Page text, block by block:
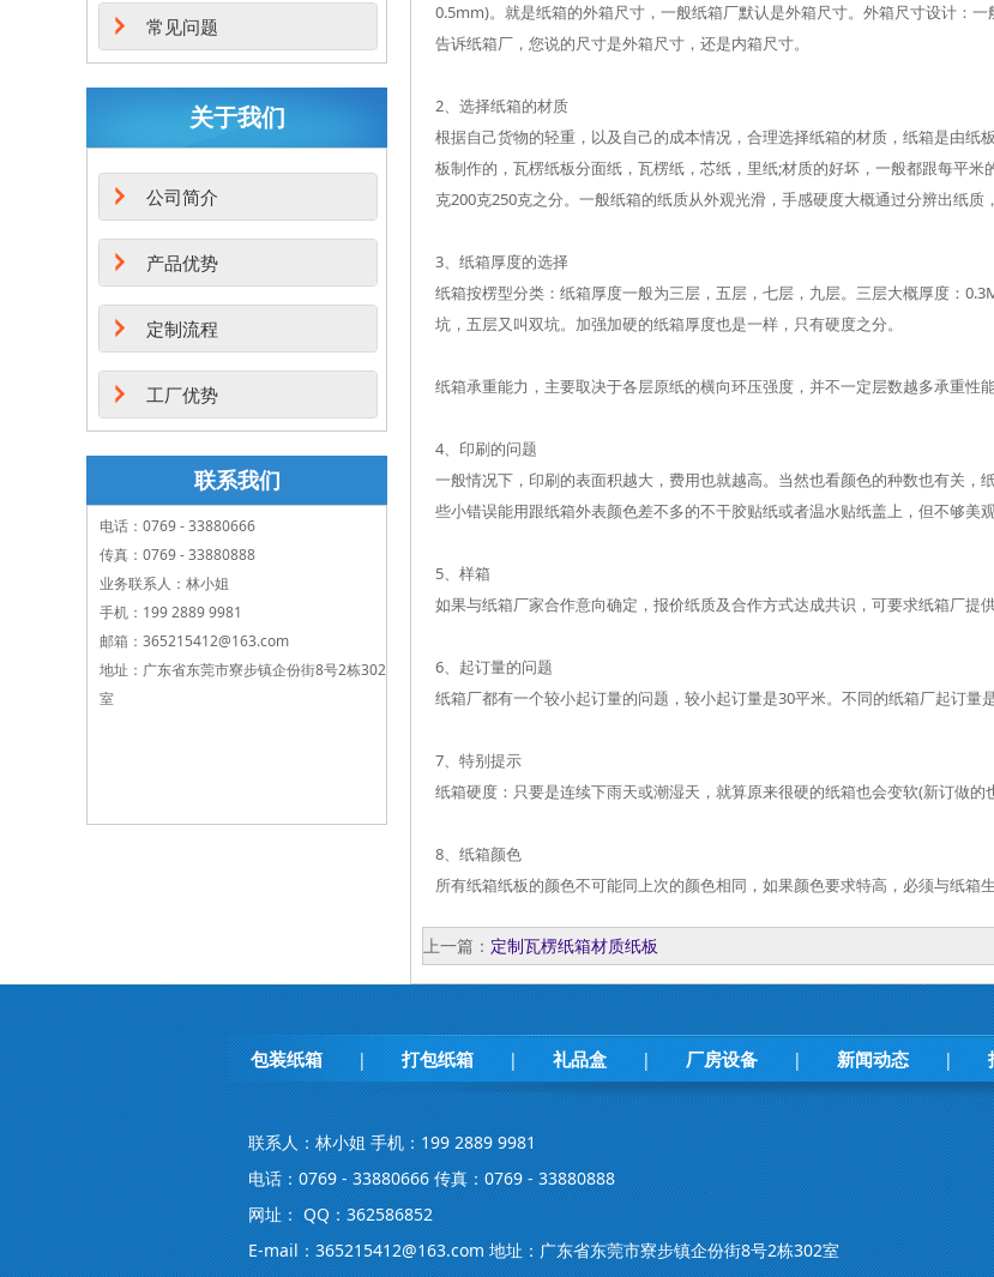
0.5mm)。就是纸箱的外箱尺寸，一般纸箱厂默认是外箱尺寸。外箱尺寸设计：
告诉纸箱厂，您说的尺寸是外箱尺寸，还是内箱尺寸。
2、选择纸箱的材质
根据自己货物的轻重，以及自己的成本情况，合理选择纸箱的材质，纸箱是由
板制作的，瓦楞纸板分面纸，瓦楞纸，芯纸，里纸;材质的好坏，一般都跟每平
克200克250克之分。一般纸箱的纸质从外观光滑，手感硬度大概通过分辨出纸质
3、纸箱厚度的选择
纸箱按楞型分类：纸箱厚度一般为三层，五层，七层，九层。三层大概厚度：
坑，五层又叫双坑。加强加硬的纸箱厚度也是一样，只有硬度之分。
纸箱承重能力，主要取决于各层原纸的横向环压强度，并不一定层数越多承重性能
4、印刷的问题
一般情况下，印刷的表面积越大，费用也就越高。当然也看颜色的种数也有关
些小错误能用跟纸箱外表颜色差不多的不干胶贴纸或者温水贴纸盖上，但不够美
5、样箱
如果与纸箱厂家合作意向确定，报价纸质及合作方式达成共识，可要求纸箱厂提
6、起订量的问题
纸箱厂都有一个较小起订量的问题，较小起订量是30平米。不同的纸箱厂起订量
7、特别提示
纸箱硬度：只要是连续下雨天或潮湿天，就算原来很硬的纸箱也会变软(新订做的
8、纸箱颜色
所有纸箱纸板的颜色不可能同上次的颜色相同，如果颜色要求特高，必须与纸箱生
上一篇： 定制瓦楞纸箱材质纸板
的楞型
常见问题
关于我们
公司简介
产品优势
定制流程
工厂优势
联系我们
电话：0769 - 33880666
传真：0769 - 33880888
业务联系人：林小姐
手机：199 2889 9981
邮箱：365215412@163.com
地址：广东省东莞市寮步镇企份街8号2栋302
室
包装纸箱 | 打包纸箱 | 礼品盒 | 厂房设备 | 新闻动态 |
联系人：林小姐 手机：199 2889 9981
电话：0769 - 33880666 传真：0769 - 33880888
网址： QQ：362586852
E-mail：365215412@163.com 地址：广东省东莞市寮步镇企份街8号2栋302室